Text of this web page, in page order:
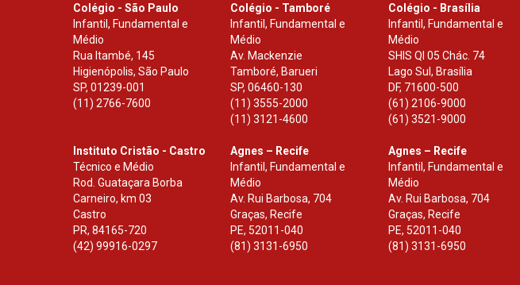
Colégio - São Paulo
Infantil, Fundamental e
Médio
Rua Itambé, 145
Higienópolis, São Paulo
SP, 01239-001
(11) 2766-7600
Colégio - Tamboré
Infantil, Fundamental e
Médio
Av. Mackenzie
Tamboré, Barueri
SP,06460-130
(11) 3555-2000
(11) 3121-4600
Colégio - Brasília
Infantil, Fundamental e
Médio
SHIS Ql 05 Chác. 74
Lago Sul, Brasília
DF, 71600-500
(61) 2106-9000
(61) 3521-9000
Instituto Cristão - Castro
Técnico e Médio
Rod. Guataçara Borba
Carneiro, km 03
Castro
PR, 84165-720
(42) 99916-0297
Agnes – Recife
Infantil, Fundamental e
Médio
Av. Rui Barbosa, 704
Graças, Recife
PE, 52011-040
(81) 3131-6950
Agnes – Recife
Infantil, Fundamental e
Médio
Av. Rui Barbosa, 704
Graças, Recife
PE, 52011-040
(81) 3131-6950